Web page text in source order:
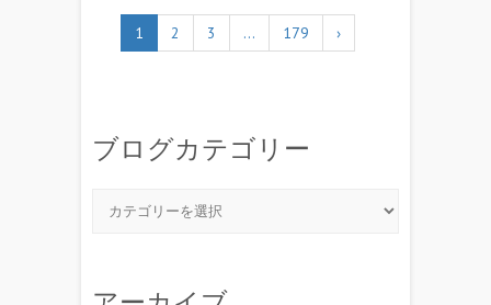
1 2 3 … 179 ›
ブログカテゴリー